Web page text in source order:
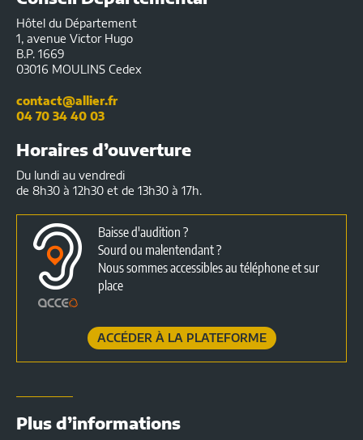
Hôtel du Département
1, avenue Victor Hugo
B.P. 1669
03016 MOULINS Cedex
contact@allier.fr
04 70 34 40 03
Horaires d’ouverture
Du lundi au vendredi
de 8h30 à 12h30 et de 13h30 à 17h.
Baisse d'audition ?
Sourd ou malentendant ?
Nous sommes accessibles au téléphone et sur
place
ACCÉDER À LA PLATEFORME
Plus d’informations